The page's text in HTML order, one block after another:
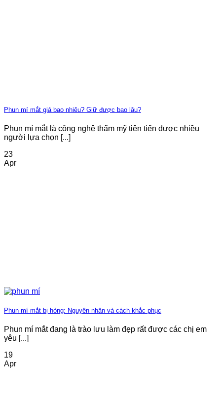
Phun mí mắt giá bao nhiêu? Giữ được bao lâu?
Phun mí mắt là công nghệ thẩm mỹ tiên tiến được nhiều
người lựa chọn [...]
23
Apr
Phun mí mắt bị hỏng: Nguyên nhân và cách khắc phục
Phun mí mắt đang là trào lưu làm đẹp rất được các chị em
yêu [...]
19
Apr